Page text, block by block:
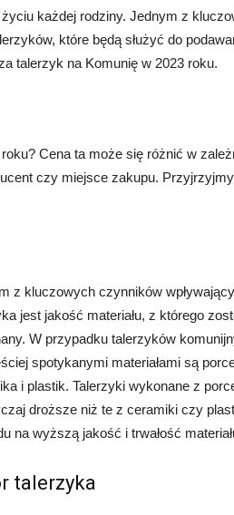
każdej rodziny. Jednym z
które będą służyć do
talerzyk na Komunię w 2023 roku.
Cena ta może się różnić w
czy miejsce zakupu.
z kluczowych czynników
jest jakość materiału, z którego
W przypadku talerzyków
spotykanymi materiałami są
i plastik. Talerzyki wykonane z
droższe niż te z ceramiki czy
na wyższą jakość i trwałość
talerzyka